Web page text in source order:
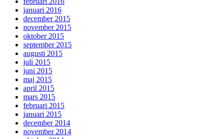
januari 2016
december 2015
november 2015
oktober 2015
september 2015
augusti 2015
juli 2015
juni 2015
maj 2015
april 2015
mars 2015
februari 2015
januari 2015
december 2014
november 2014